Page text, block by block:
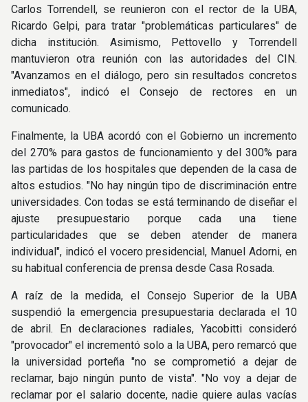
Carlos Torrendell, se reunieron con el rector de la UBA,
Ricardo Gelpi, para tratar "problemáticas particulares" de
dicha institución. Asimismo, Pettovello y Torrendell
mantuvieron otra reunión con las autoridades del CIN.
"Avanzamos en el diálogo, pero sin resultados concretos
inmediatos", indicó el Consejo de rectores en un
comunicado.
Finalmente, la UBA acordó con el Gobierno un incremento
del 270% para gastos de funcionamiento y del 300% para
las partidas de los hospitales que dependen de la casa de
altos estudios. "No hay ningún tipo de discriminación entre
universidades. Con todas se está terminando de diseñar el
ajuste presupuestario porque cada una tiene
particularidades que se deben atender de manera
individual", indicó el vocero presidencial, Manuel Adorni, en
su habitual conferencia de prensa desde Casa Rosada.
A raíz de la medida, el Consejo Superior de la UBA
suspendió la emergencia presupuestaria declarada el 10
de abril. En declaraciones radiales, Yacobitti consideró
"provocador" el incrementó solo a la UBA, pero remarcó que
la universidad porteña "no se comprometió a dejar de
reclamar, bajo ningún punto de vista". "No voy a dejar de
reclamar por el salario docente, nadie quiere aulas vacías